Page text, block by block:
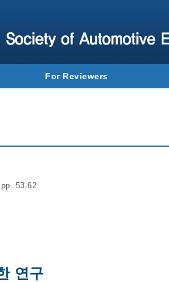
For Reviewers
53-62
연구